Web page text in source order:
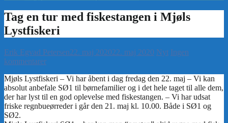
Erik Egvad Petersen22. maj 202022. maj 2020 Nyt Ingen
kommentarer